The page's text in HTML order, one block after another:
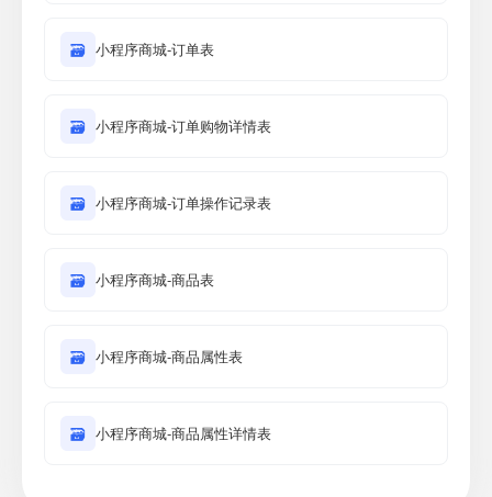
🗃 小程序商城-订单表
🗃 小程序商城-订单购物详情表
🗃 小程序商城-订单操作记录表
🗃 小程序商城-商品表
🗃 小程序商城-商品属性表
🗃 小程序商城-商品属性详情表